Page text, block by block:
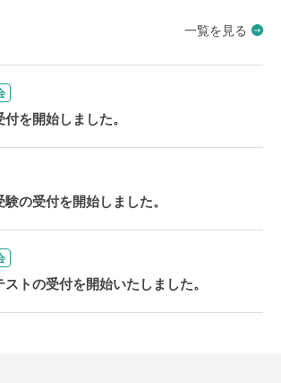
一覧を見る
を開始しました。
の受付を開始しました。
トの受付を開始いたしました。